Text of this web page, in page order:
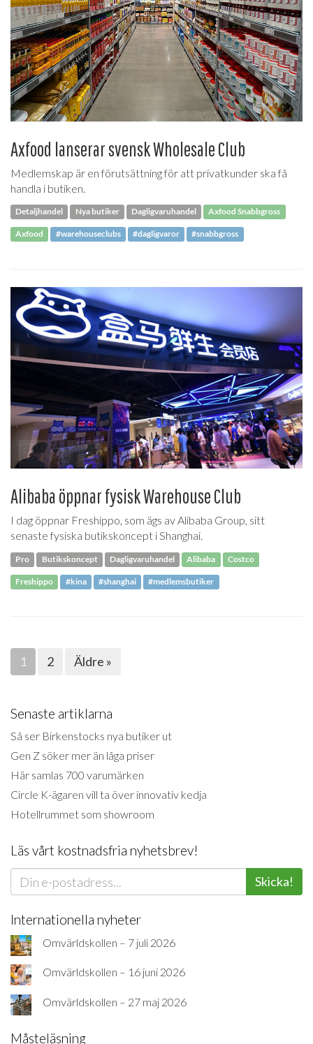
Axfood lanserar svensk Wholesale Club
Medlemskap är en förutsättning för att privatkunder ska få
handla i butiken.
Detaljhandel Nya butiker Dagligvaruhandel Axfood Snabbgross
Axfood #warehouseclubs #dagligvaror #snabbgross
Alibaba öppnar fysisk Warehouse Club
I dag öppnar Freshippo, som ägs av Alibaba Group, sitt
senaste fysiska butikskoncept i Shanghai.
Pro Butikskoncept Dagligvaruhandel Alibaba Costco
Freshippo #kina #shanghai #medlemsbutiker
1 2 Äldre »
Senaste artiklarna
Så ser Birkenstocks nya butiker ut
Gen Z söker mer än låga priser
Här samlas 700 varumärken
Circle K-ägaren vill ta över innovativ kedja
Hotellrummet som showroom
Läs vårt kostnadsfria nyhetsbrev!
Skicka!
Internationella nyheter
Omvärldskollen – 7 juli 2026
Omvärldskollen – 16 juni 2026
Omvärldskollen – 27 maj 2026
Måsteläsning